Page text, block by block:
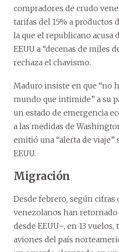
compradores de crudo
tarifas del 15% a productos
la que el republicano acusa
EEUU a “decenas de miles
rechaza el chavismo.
Maduro insiste en que “no
mundo que intimide” a su
un estado de emergencia
a las medidas de
emitió una “alerta de viaje”
EEUU.
Migración
Desde febrero, según cifras
venezolanos han
desde EEUU–, en 13
aviones del país